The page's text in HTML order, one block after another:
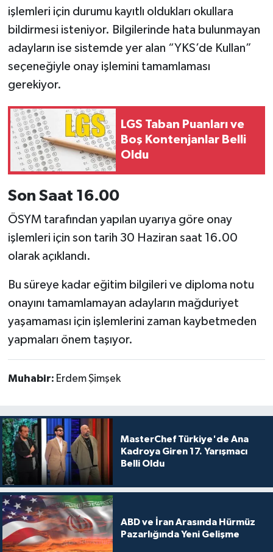
işlemleri için durumu kayıtlı oldukları okullara
bildirmesi isteniyor. Bilgilerinde hata bulunmayan
adayların ise sistemde yer alan “YKS’de Kullan”
seçeneğiyle onay işlemini tamamlaması
gerekiyor.
LGS Taban Puanları ve
Boş Kontenjanlar Belli
Oldu
Son Saat 16.00
ÖSYM tarafından yapılan uyarıya göre onay
işlemleri için son tarih 30 Haziran saat 16.00
olarak açıklandı.
Bu süreye kadar eğitim bilgileri ve diploma notu
onayını tamamlamayan adayların mağduriyet
yaşamaması için işlemlerini zaman kaybetmeden
yapmaları önem taşıyor.
Muhabir: Erdem Şimşek
MasterChef Türkiye'de Ana
Kadroya Giren 17. Yarışmacı
Belli Oldu
ABD ve İran Arasında Hürmüz
Pazarlığında Yeni Gelişme